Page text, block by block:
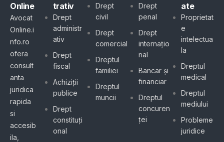
Online
Avocat
Online.i
nfo.ro
ofera
consult
anta
juridica
rapida
si
accesib
ila,
trativ
Drept
administr
ativ
Drept
fiscal
Achiziții
publice
Drept
constituți
onal
Drept
civil
Drept
comercial
Dreptul
familiei
Dreptul
muncii
Drept
penal
Drept
internațio
nal
Bancar și
financiar
Dreptul
concuren
ței
ate
Proprietat
e
intelectua
la
Dreptul
medical
Dreptul
mediului
Probleme
juridice